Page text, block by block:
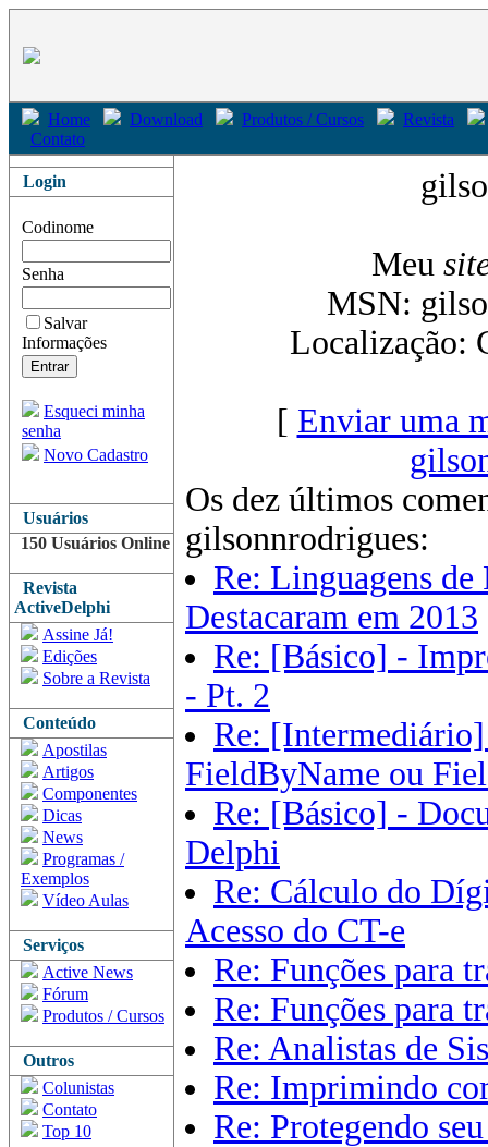
Home Download Produtos / Cursos
Revista
Contato
Login
Codinome
Senha
Salvar
Informações
Esqueci minha
senha
Novo Cadastro
Usuários
150 Usuários Online
Revista
ActiveDelphi
Assine Já!
Edições
Sobre a Revista
Conteúdo
Apostilas
Artigos
Componentes
Dicas
News
Programas /
Exemplos
Vídeo Aulas
Serviços
Active News
Fórum
Produtos / Cursos
Outros
Colunistas
Contato
Top 10
Meu
MSN:
Localização:
[ Enviar uma
Os dez últimos
gilsonnrodrigues:
Re: Linguagens de
Destacaram em 2013
Re: [Básico] -
- Pt. 2
Re:
FieldByName ou
Re: [Básico] -
Delphi
Re: Cálculo do
Acesso do CT-e
Re: Funções para
Re: Funções para
Re: Analistas de
Re: Imprimindo
Re: Protegendo